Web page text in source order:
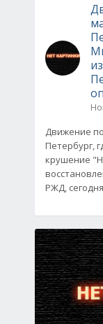
Движение
Петербург,
крушение
РЖД,